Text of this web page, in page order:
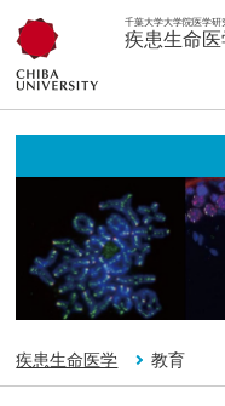
千葉大学大学院医学研
疾患生命医
疾患生命医学 教育